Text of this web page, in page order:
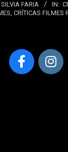
SILVIA FARIA IN:
, CRÍTICAS FILMES